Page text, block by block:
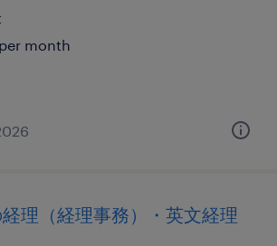
month
理（経理事務）・英文経理